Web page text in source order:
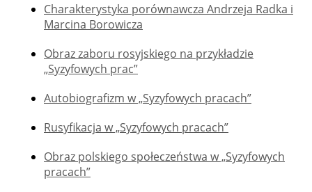
Charakterystyka porównawcza Andrzeja Radka i
Marcina Borowicza
Obraz zaboru rosyjskiego na przykładzie
„Syzyfowych prac”
Autobiografizm w „Syzyfowych pracach”
Rusyfikacja w „Syzyfowych pracach”
Obraz polskiego społeczeństwa w „Syzyfowych
pracach”